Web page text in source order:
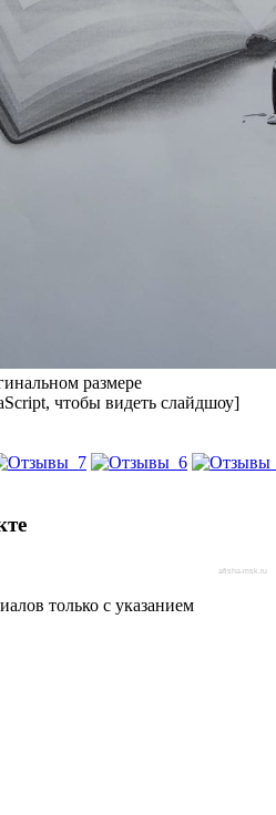
чтобы видеть слайдшоу]
afisha-msk.ru
только с указанием